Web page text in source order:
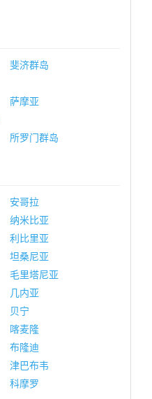
斐济群岛
萨摩亚
所罗门群岛
安哥拉
纳米比亚
利比里亚
坦桑尼亚
毛里塔尼亚
几内亚
贝宁
喀麦隆
布隆迪
津巴布韦
科摩罗